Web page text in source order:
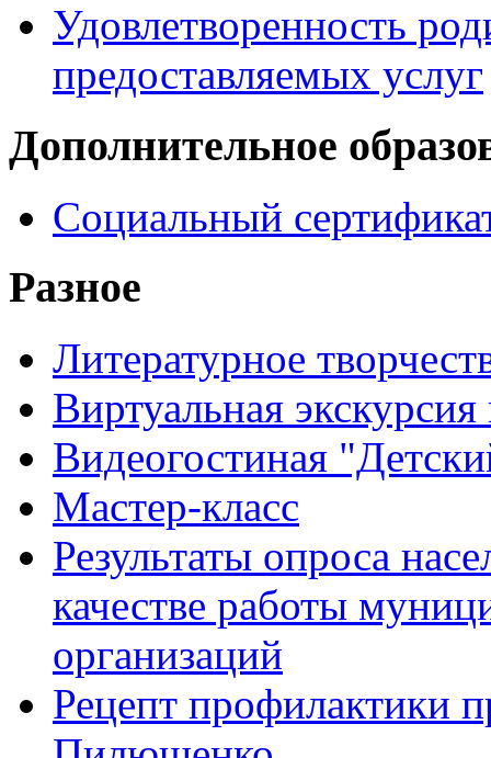
Удовлетворенность
предоставляемых услуг
Дополнительное
Социальный
Разное
Литературное
Виртуальная
Видеогостиная
Мастер-класс
Результаты опроса
качестве работы
организаций
Рецепт профилактики